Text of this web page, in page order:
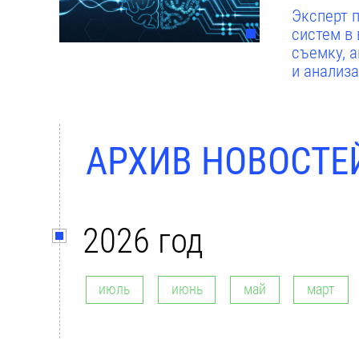
Эксперт
систем в
съемку,
и
АРХИВ
2026 год
июль июнь май март